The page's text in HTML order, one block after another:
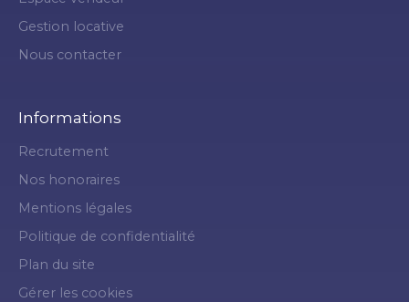
Gestion locative
Nous contacter
Informations
Recrutement
Nos honoraires
Mentions légales
Politique de confidentialité
Plan du site
Gérer les cookies